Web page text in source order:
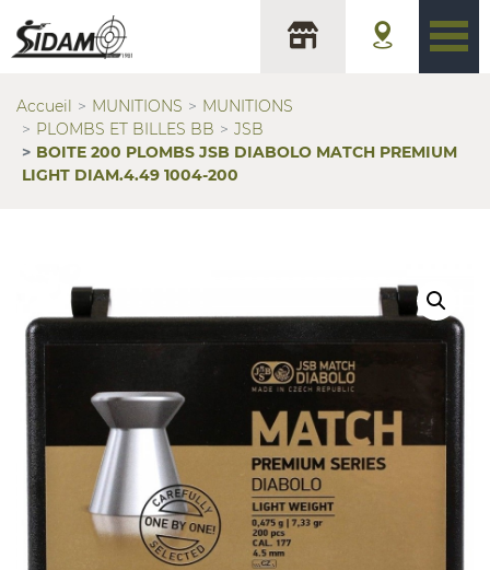
Accueil MUNITIONS
MUNITIONS
PLOMBS ET BILLES BB
JSB
BOITE 200 PLOMBS JSB DIABOLO MATCH PREMIUM
LIGHT DIAM.4.49 1004-200